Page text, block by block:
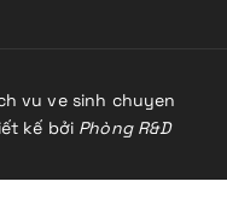
vu ve sinh chuyen
kế bởi Phòng R&D